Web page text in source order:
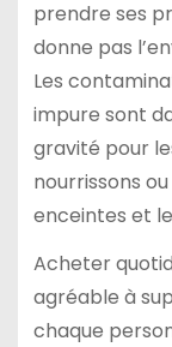
prendre ses
donne pas
Les
impure sont
gravité pour
nourrissons
enceintes et
Acheter
agréable à
chaque